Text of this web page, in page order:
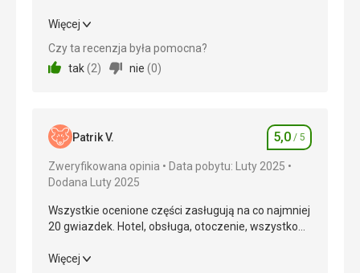
Tydzień w raju
Wyżywienie
Usługi 5,0/ 5
Cena
Plaża
profesjonalnym surferom ze względu na silne fale i
Więcej
Czy ta recenzja była pomocna?
tak(2) nie (0)
Patrik V. Ocena
5,0 / 5
Zweryfikowana opinia
Data pobytu: Luty 2025
Dodana Luty 2025
Wszystkie ocenione części zasługują na co najmniej
20 gwiazdek. Hotel, obsługa, otoczenie, wszystko
Wszystkie ocenione części zasługują na co najmniej
Więcej